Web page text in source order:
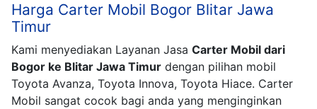
Harga Carter Mobil Bogor Blitar Jawa
Timur
Kami menyediakan Layanan Jasa Carter Mobil dari
Bogor ke Blitar Jawa Timur dengan pilihan mobil
Toyota Avanza, Toyota Innova, Toyota Hiace. Carter
Mobil sangat cocok bagi anda yang menginginkan